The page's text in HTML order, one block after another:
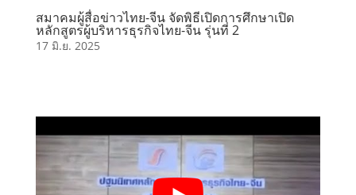
สมาคมผู้สื่อข่าวไทย-จีน จัดพิธีเปิดการศึกษาเปิด
หลักสูตรผู้บริหารธุรกิจไทย-จีน รุ่นที่ 2
17 มิ.ย. 2025